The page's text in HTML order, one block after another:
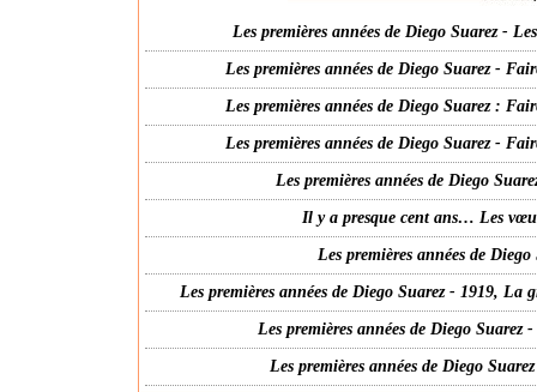
Les premières années de Diego Suarez -
Les premières années de Diego Suarez -
Les premières années de Diego Suarez :
Les premières années de Diego Suarez -
Les premières années de Diego
Il y a presque cent ans… Les
Les premières années de
Les premières années de Diego Suarez - 1919,
Les premières années de Diego
Les premières années de Diego